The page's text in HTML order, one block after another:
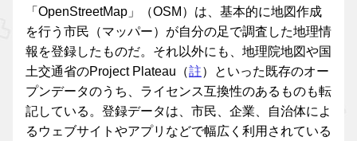
「OpenStreetMap」（OSM）は、基本的に地図作成
を行う市民（マッパー）が自分の足で調査した地理情
報を登録したものだ。それ以外にも、地理院地図や国
土交通省のProject Plateau（註）といった既存のオー
プンデータのうち、ライセンス互換性のあるものも転
記している。登録データは、市民、企業、自治体によ
るウェブサイトやアプリなどで幅広く利用されている